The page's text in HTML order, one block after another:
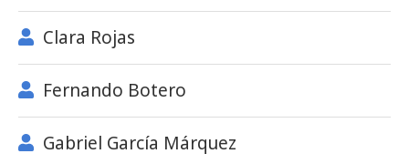
Clara Rojas
Fernando Botero
Gabriel García Márquez